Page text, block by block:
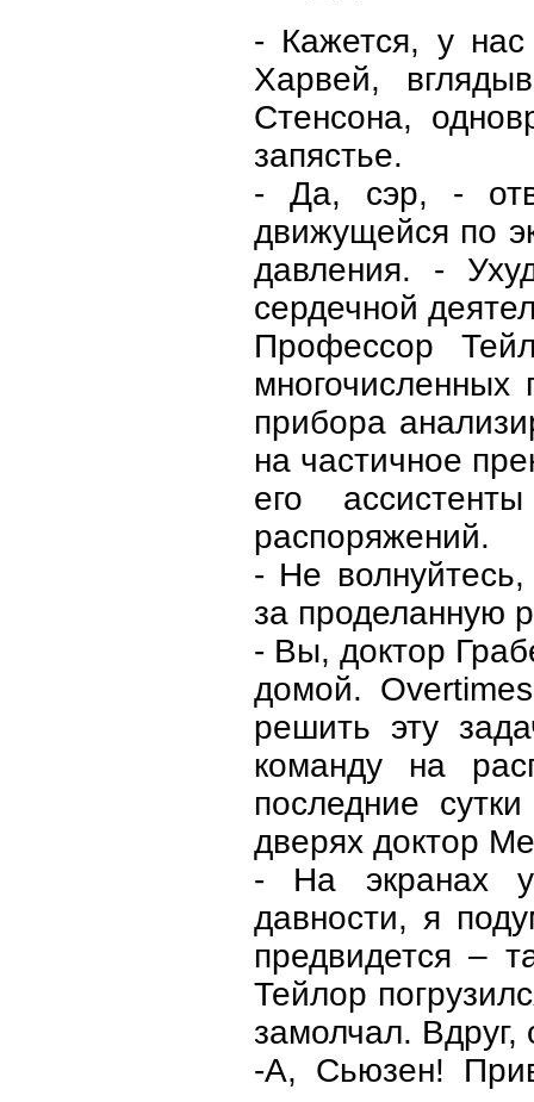
- Кажется, у нас
Харвей,
Стенсона,
запястье.
- Да, сэр, -
движущейся по
давления. -
сердечной
Профессор
прибора
на частичное
его
распоряжений.
- Не
за проделанную
- Вы, доктор
домой.
решить эту
команду на
последние
дверях доктор
- На экранах
давности, я
предвидется –
Тейлор
замолчал. Вдруг,
-А, Сьюзен!